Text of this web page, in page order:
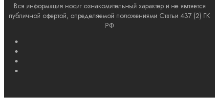
Вся информация носит ознакомительный характер и не является
публичной офертой, определяемой положениями Статьи 437 (2) ГК
РФ